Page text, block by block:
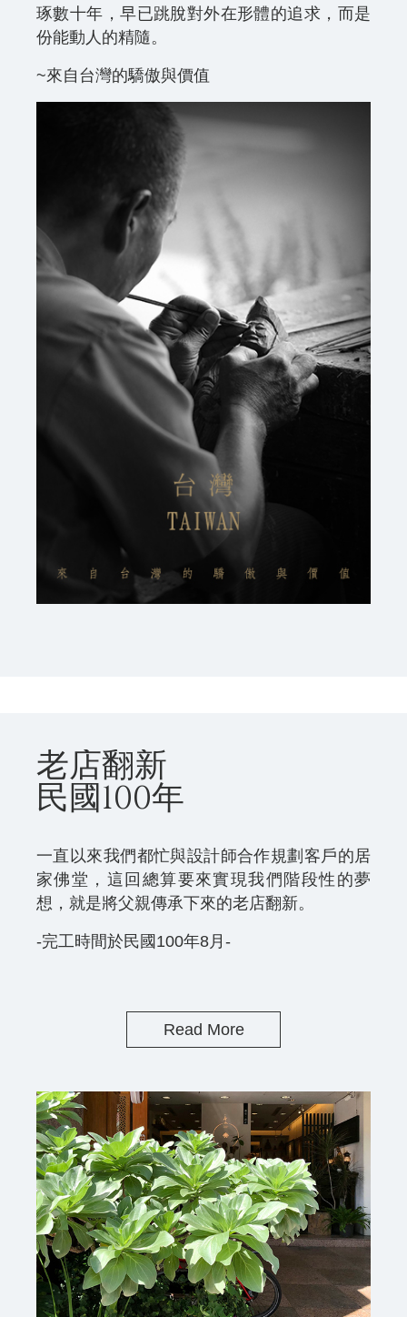
琢數十年，早已跳脫對外在形體的追求，而是
份能動人的精隨。
~來自台灣的驕傲與價值
老店翻新
民國100年
一直以來我們都忙與設計師合作規劃客戶的居
家佛堂，這回總算要來實現我們階段性的夢
想，就是將父親傳承下來的老店翻新。
-完工時間於民國100年8月-
Read More